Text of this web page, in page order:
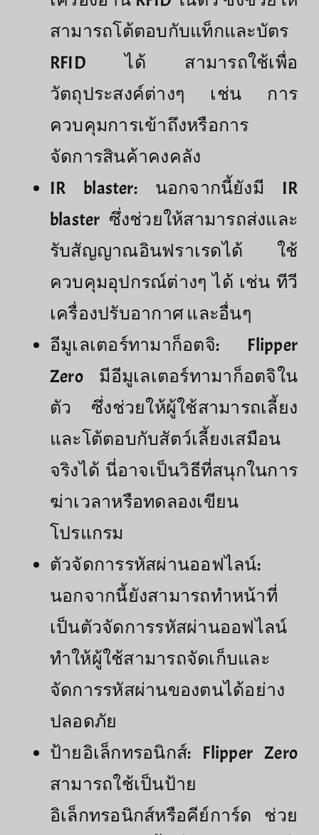
สามารถโต้ตอบกับแท็กและบัตร
RFID ได้ สามารถใช้เพื่อ
วัตถุประสงค์ต่างๆ เช่น การ
ควบคุมการเข้าถึงหรือการ
จัดการสินค้าคงคลัง
IR blaster: นอกจากนี้ยังมี IR
blaster ซึ่งช่วยให้สามารถส่งและ
รับสัญญาณอินฟราเรดได้ ใช้
ควบคุมอุปกรณ์ต่างๆ ได้ เช่น ทีวี
เครื่องปรับอากาศ และอื่นๆ
อีมูเลเตอร์ทามาก็อตจิ: Flipper
Zero มีอีมูเลเตอร์ทามาก็อตจิใน
ตัว ซึ่งช่วยให้ผู้ใช้สามารถเลี้ยง
และโต้ตอบกับสัตว์เลี้ยงเสมือน
จริงได้ นี่อาจเป็นวิธีที่สนุกในการ
ฆ่าเวลาหรือทดลองเขียน
โปรแกรม
ตัวจัดการรหัสผ่านออฟไลน์:
นอกจากนี้ยังสามารถทำหน้าที่
เป็นตัวจัดการรหัสผ่านออฟไลน์
ทำให้ผู้ใช้สามารถจัดเก็บและ
จัดการรหัสผ่านของตนได้อย่าง
ปลอดภัย
ป้ายอิเล็กทรอนิกส์: Flipper Zero
สามารถใช้เป็นป้าย
อิเล็กทรอนิกส์หรือคีย์การ์ด ช่วย